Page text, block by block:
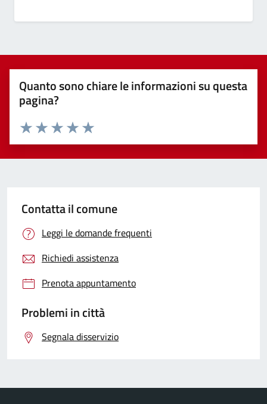
Quanto sono chiare le informazioni su questa
pagina?
Valuta 5 stelle su 5
Valuta 4 stelle su 5
Valuta 3 stelle su 5
Valuta 2 stelle su 5
Valuta 1 stelle su 5
Contatta il comune
Leggi le domande frequenti
Richiedi assistenza
Prenota appuntamento
Problemi in città
Segnala disservizio